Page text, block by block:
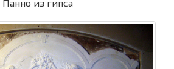
Панно из гипса